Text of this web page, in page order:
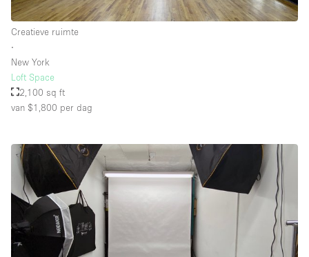
Creatieve ruimte
∙
New York
Loft Space
2,100 sq ft
van $1,800 per dag